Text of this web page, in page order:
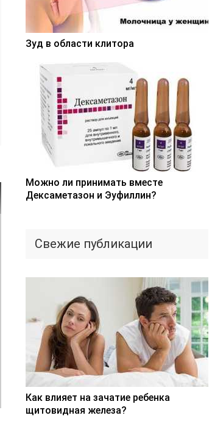
Зуд в области клитора
Можно ли принимать вместе
Дексаметазон и Эуфиллин?
Свежие публикации
Как влияет на зачатие ребенка
щитовидная железа?